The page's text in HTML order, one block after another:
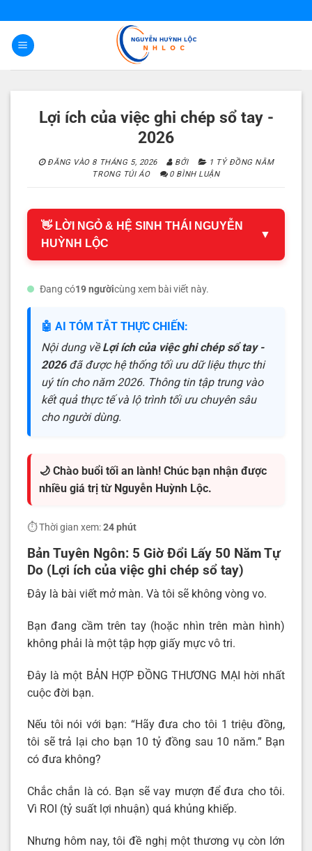
nội
dung
Lợi ích của việc ghi chép sổ tay -
2026
ĐĂNG VÀO 8 THÁNG 5, 2026 BỞI
1 TỶ ĐỒNG NẰM
TRONG TÚI ÁO
0 BÌNH LUẬN
👋 LỜI NGỎ & HỆ SINH THÁI NGUYỄN
HUỲNH LỘC
▼
Đang có19 ngườicùng xem bài viết này.
🤖 AI TÓM TẮT THỰC CHIẾN:
Nội dung vềLợi ích của việc ghi chép sổ tay -
2026đã được hệ thống tối ưu dữ liệu thực thi
uý tín cho năm 2026. Thông tin tập trung vào
kết quả thực tế và lộ trình tối ưu chuyên sâu
cho người dùng.
🌙 Chào buổi tối an lành! Chúc bạn nhận được
nhiều giá trị từ Nguyễn Huỳnh Lộc.
⏱️ Thời gian xem:24 phút
Bản Tuyên Ngôn: 5 Giờ Đổi Lấy 50 Năm Tự
Do (Lợi ích của việc ghi chép sổ tay)
Đây là bài viết mở màn. Và tôi sẽ không vòng vo.
Bạn đang cầm trên tay (hoặc nhìn trên màn hình)
không phải là một tập hợp giấy mực vô tri.
Đây là một BẢN HỢP ĐỒNG THƯƠNG MẠI hời nhất
cuộc đời bạn.
Nếu tôi nói với bạn: “Hãy đưa cho tôi 1 triệu đồng,
tôi sẽ trả lại cho bạn 10 tỷ đồng sau 10 năm.” Bạn
có đưa không?
Chắc chắn là có. Bạn sẽ vay mượn để đưa cho tôi.
Vì ROI (tỷ suất lợi nhuận) quá khủng khiếp.
Nhưng hôm nay, tôi đề nghị một thương vụ còn lớn